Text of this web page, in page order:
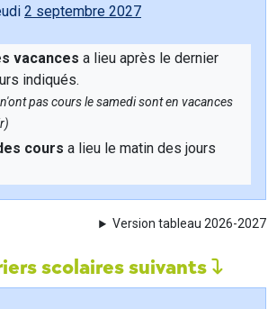
2 septembre 2027
vacances a lieu après le dernier
indiqués.
pas cours le samedi sont en vacances
cours a lieu le matin des jours
Version tableau 2026-2027
scolaires suivants